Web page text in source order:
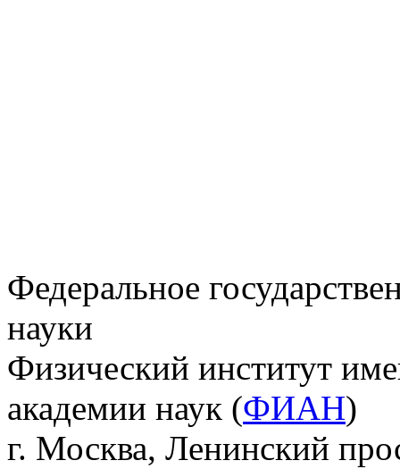
Федеральное
науки
Физический институт
академии наук (ФИАН)
г. Москва, Ленинский